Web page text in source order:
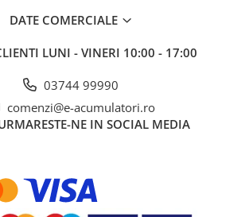
USB
DATE COMERCIALE
LUNI - VINERI 10:00 - 17:00
03744 99990
comenzi@e-acumulatori.ro
NE IN SOCIAL MEDIA